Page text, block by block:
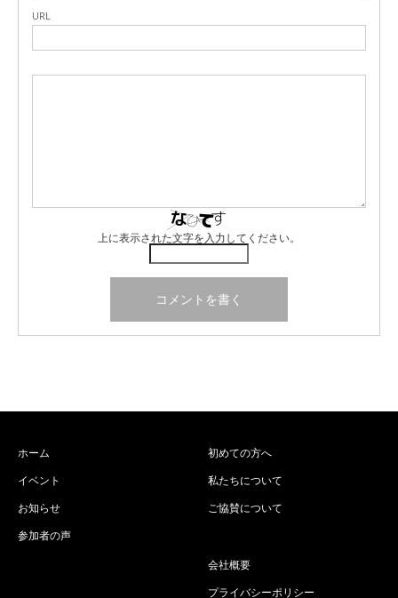
URL
上に表示された文字を入力してください。
ホーム
イベント
お知らせ
参加者の声
初めての方へ
私たちについて
ご協賛について
会社概要
プライバシーポリシー